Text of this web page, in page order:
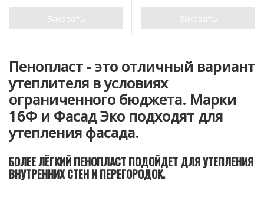
Заказать Заказать
Пенопласт - это отличный вариант
утеплителя в условиях
ограниченного бюджета. Марки
16Ф и Фасад Эко подходят для
утепления фасада.
БОЛЕЕ ЛЁГКИЙ ПЕНОПЛАСТ ПОДОЙДЕТ ДЛЯ УТЕПЛЕНИЯ
ВНУТРЕННИХ СТЕН И ПЕРЕГОРОДОК.